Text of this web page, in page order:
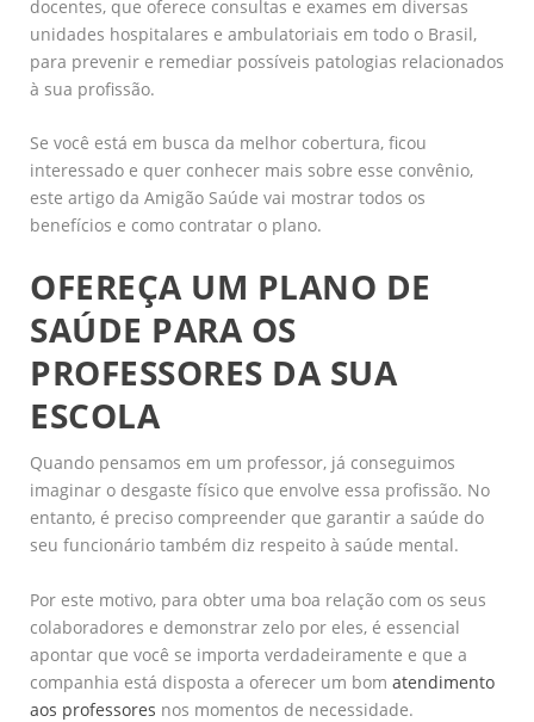
docentes, que oferece consultas e exames em diversas
unidades hospitalares e ambulatoriais em todo o Brasil,
para prevenir e remediar possíveis patologias relacionados
à sua profissão.
Se você está em busca da melhor cobertura, ficou
interessado e quer conhecer mais sobre esse convênio,
este artigo da Amigão Saúde vai mostrar todos os
benefícios e como contratar o plano.
OFEREÇA UM PLANO DE
SAÚDE PARA OS
PROFESSORES DA SUA
ESCOLA
Quando pensamos em um professor, já conseguimos
imaginar o desgaste físico que envolve essa profissão. No
entanto, é preciso compreender que garantir a saúde do
seu funcionário também diz respeito à saúde mental.
Por este motivo, para obter uma boa relação com os seus
colaboradores e demonstrar zelo por eles, é essencial
apontar que você se importa verdadeiramente e que a
companhia está disposta a oferecer um bom atendimento
aos professores nos momentos de necessidade.